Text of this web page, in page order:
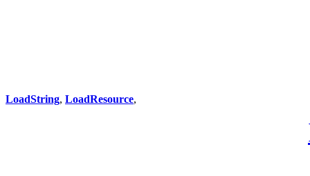
LoadString, LoadResource,